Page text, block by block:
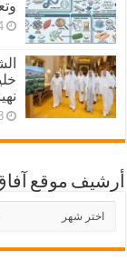
4
28
أرشيف موقع
أرشيف
موقع
آفاق